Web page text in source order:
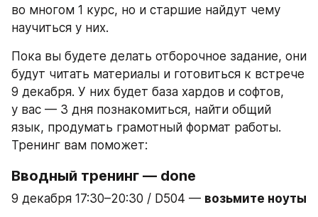
во многом 1 курс, но и старшие найдут чему
научиться у них.
Пока вы будете делать отборочное задание, они
будут читать материалы и готовиться к встрече
9 декабря. У них будет база хардов и софтов,
у вас — 3 дня познакомиться, найти общий
язык, продумать грамотный формат работы.
Тренинг вам поможет:
Вводный тренинг — done
9 декабря 17:30–20:30 / D504 — возьмите ноуты